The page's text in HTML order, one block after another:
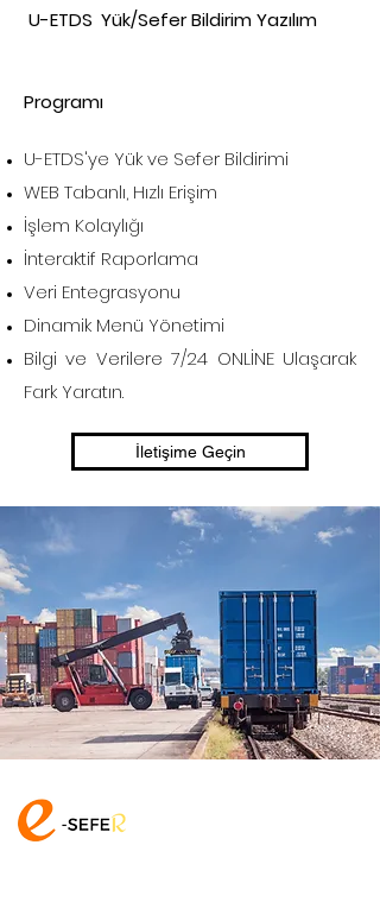
U-ETDS Yük/Sefer Bildirim Yazılım
Programı
U-ETDS'ye Yük ve Sefer Bildirimi
WEB Tabanlı, Hızlı Erişim
İşlem Kolaylığı
İnteraktif Raporlama
Veri Entegrasyonu
Dinamik Menü Yönetimi
Bilgi ve Verilere 7/24 ONLİNE Ulaşarak
Fark Yaratın.
İletişime Geçin